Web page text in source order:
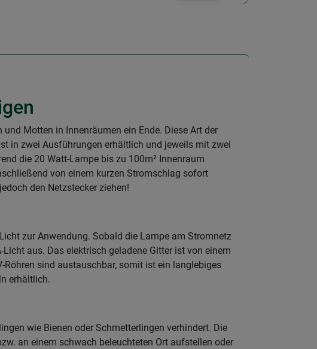
Motten in Innenräumen ein Ende. Diese Art der
in zwei Ausführungen erhältlich und jeweils mit zwei
die 20 Watt-Lampe bis zu 100m² Innenraum
von einem kurzen Stromschlag sofort
den Netzstecker ziehen!
zur Anwendung. Sobald die Lampe am Stromnetz
aus. Das elektrisch geladene Gitter ist von einem
sind austauschbar, somit ist ein langlebiges
erhältlich.
wie Bienen oder Schmetterlingen verhindert. Die
an einem schwach beleuchteten Ort aufstellen oder